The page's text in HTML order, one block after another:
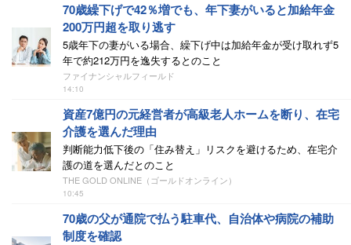
70歳繰下げで42％増でも、年下妻がいると加給年金
200万円超を取り逃す
5歳年下の妻がいる場合、繰下げ中は加給年金が受け取れず5
年で約212万円を逸失するとのこと
ファイナンシャルフィールド
14:10
資産7億円の元経営者が高級老人ホームを断り、在宅
介護を選んだ理由
判断能力低下後の「住み替え」リスクを避けるため、在宅介
護の道を選んだとのこと
THE GOLD ONLINE（ゴールドオンライン）
10:45
70歳の父が通院で払う駐車代、自治体や病院の補助
制度を確認